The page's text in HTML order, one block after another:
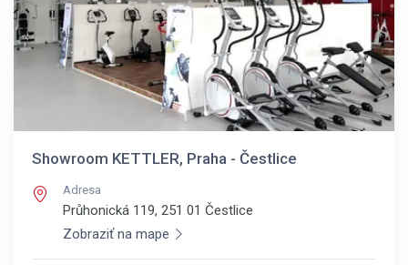
Showroom KETTLER, Praha - Čestlice
Adresa
Průhonická 119, 251 01 Čestlice
Zobraziť na mape